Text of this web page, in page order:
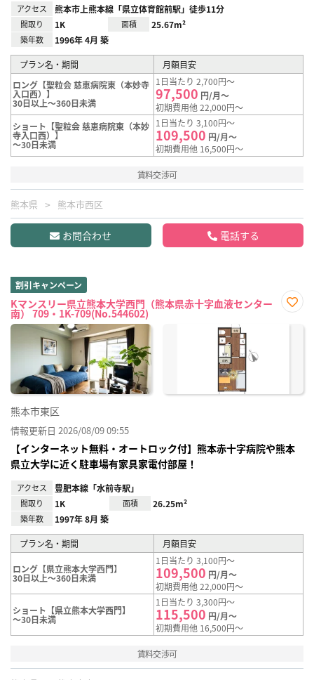
アクセス 熊本市上熊本線「県立体育館前駅」徒歩11分
間取り 1K 面積 25.67m²
築年数 1996年 4月 築
プラン名・期間
月額目安
ロング【聖粒会 慈恵病院東（本妙寺
入口西）】
30日以上～360日未満
1日当たり 2,700円～
97,500 円/月～
初期費用他 22,000円～
ショート【聖粒会 慈恵病院東（本妙
寺入口西）】
～30日未満
1日当たり 3,100円～
109,500 円/月～
初期費用他 16,500円～
賃料交渉可
熊本県 熊本市西区
お問合わせ 電話する
割引キャンペーン
Kマンスリー県立熊本大学西門（熊本県赤十字血液センター
南） 709・1K-709(No.544602)
に入
熊本市東区
情報更新日 2026/08/09 09:55
【インターネット無料・オートロック付】熊本赤十字病院や熊本
県立大学に近く駐車場有家具家電付部屋！
アクセス 豊肥本線「水前寺駅」
間取り 1K 面積 26.25m²
築年数 1997年 8月 築
プラン名・期間 月額目安
ロング【県立熊本大学西門】
30日以上～360日未満
1日当たり 3,100円～
109,500 円/月～
初期費用他 22,000円～
ショート【県立熊本大学西門】
～30日未満
1日当たり 3,300円～
115,500 円/月～
初期費用他 16,500円～
賃料交渉可